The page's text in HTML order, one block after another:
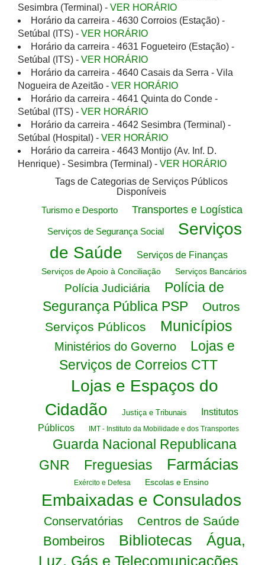
Sesimbra (Terminal) - VER HORÁRIO
Horário da carreira - 4630 Corroios (Estação) -
Setúbal (ITS) - VER HORÁRIO
Horário da carreira - 4631 Fogueteiro (Estação) -
Setúbal (ITS) - VER HORÁRIO
Horário da carreira - 4640 Casais da Serra - Vila
Nogueira de Azeitão - VER HORÁRIO
Horário da carreira - 4641 Quinta do Conde -
Setúbal (ITS) - VER HORÁRIO
Horário da carreira - 4642 Sesimbra (Terminal) -
Setúbal (Hospital) - VER HORÁRIO
Horário da carreira - 4643 Montijo (Av. Inf. D.
Henrique) - Sesimbra (Terminal) - VER HORÁRIO
Tags de Categorias de Serviços Públicos
Disponíveis
Turismo e Desporto
Transportes e Logística
Serviços de Segurança Social
Serviços
de Saúde
Serviços de Finanças
Serviços de Apoio à Conciliação Serviços Bancários
Polícia Judiciária
Polícia de
Segurança Pública PSP
Outros
Serviços Públicos
Municípios
Ministérios do Governo
Lojas e
Serviços de Correios CTT
Lojas e Espaços do
Cidadão
Justiça e Tribunais
Institutos
Públicos
IMT - Instituto da Mobilidade e dos Transportes
Guarda Nacional Republicana
GNR
Freguesias Farmácias
Exército e Defesa Escolas e Ensino
Embaixadas e Consulados
Conservatórias Centros de Saúde
Bombeiros Bibliotecas
Água,
Luz, Gás e Telecomunicações